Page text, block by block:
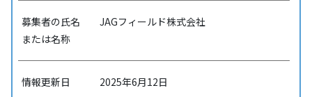
募集者の氏名
または名称
JAGフィールド株式会社
情報更新日 2025年6月12日